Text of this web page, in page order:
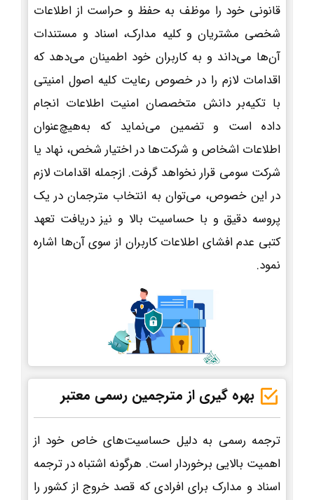
قانونی خود را موظف به حفظ و حراست از اطلاعات
شخصی مشتریان و کلیه مدارک، اسناد و مستندات
آن‌ها می‌داند و به کاربران خود اطمینان می‌دهد که
اقدامات لازم را در خصوص رعایت کلیه اصول امنیتی
با تکیه‌بر دانش متخصصان امنیت اطلاعات انجام
داده است و تضمین می‌نماید که به‌هیچ‌عنوان
اطلاعات اشخاص و شرکت‌ها در اختیار شخص، نهاد یا
شرکت سومی قرار نخواهد گرفت. ازجمله اقدامات لازم
در این خصوص، می‌توان به انتخاب مترجمان در یک
پروسه دقیق و با حساسیت بالا و نیز دریافت تعهد
کتبی عدم افشای اطلاعات کاربران از سوی آن‌ها اشاره
نمود.
بهره گیری از مترجمین رسمی معتبر
ترجمه رسمی به دلیل حساسیت‌های خاص خود از
اهمیت بالایی برخوردار است. هرگونه اشتباه در ترجمه
اسناد و مدارک برای افرادی که قصد خروج از کشور را